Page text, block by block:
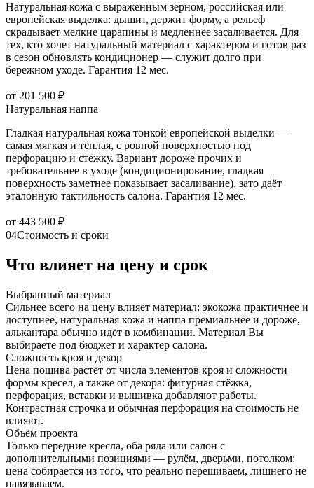
Натуральная кожа с выраженным зерном, российская или
европейская выделка: дышит, держит форму, а рельеф
скрадывает мелкие царапины и медленнее засаливается. Для
тех, кто хочет натуральный материал с характером и готов раз
в сезон обновлять кондиционер — служит долго при
бережном уходе. Гарантия 12 мес.
от 201 500 ₽
Натуральная наппа
Гладкая натуральная кожа тонкой европейской выделки —
самая мягкая и тёплая, с ровной поверхностью под
перфорацию и стёжку. Вариант дороже прочих и
требовательнее в уходе (кондиционирование, гладкая
поверхность заметнее показывает засаливание), зато даёт
эталонную тактильность салона. Гарантия 12 мес.
от 443 500 ₽
04Стоимость и сроки
Что влияет на цену и срок
Выбранный материал
Сильнее всего на цену влияет материал: экокожа практичнее и
доступнее, натуральная кожа и наппа премиальнее и дороже,
алькантара обычно идёт в комбинации. Материал Вы
выбираете под бюджет и характер салона.
Сложность кроя и декор
Цена пошива растёт от числа элементов кроя и сложности
формы кресел, а также от декора: фигурная стёжка,
перфорация, вставки и вышивка добавляют работы.
Контрастная строчка и обычная перфорация на стоимость не
влияют.
Объём проекта
Только передние кресла, оба ряда или салон с
дополнительными позициями — рулём, дверьми, потолком:
цена собирается из того, что реально перешиваем, лишнего не
навязываем.